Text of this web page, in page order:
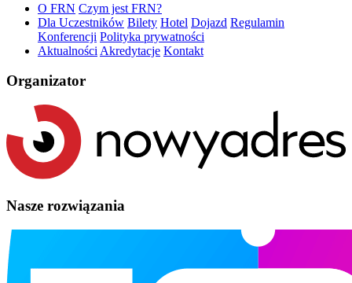
O FRN Czym jest FRN?
Dla Uczestników Bilety Hotel Dojazd Regulamin
Konferencji Polityka prywatności
Aktualności Akredytacje Kontakt
Organizator
Nasze rozwiązania